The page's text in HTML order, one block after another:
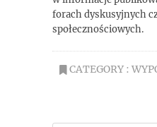
forach dyskusyjnych
społecznościowych.
CATEGORY :